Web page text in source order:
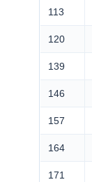
113
120
139
146
157
164
171